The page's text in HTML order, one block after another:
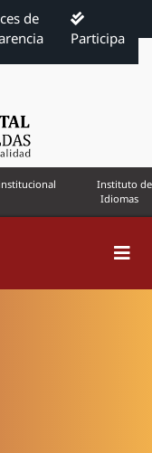
de
Participa
Instituto de
Idiomas